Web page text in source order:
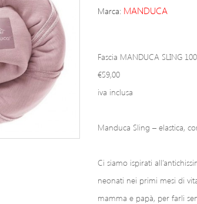
Marca: MANDUCA
Fascia MANDUCA SLING
€59,00
iva inclusa
Manduca Sling – elastica,
Ci siamo ispirati
neonati nei primi mesi di
mamma e papà, per farli